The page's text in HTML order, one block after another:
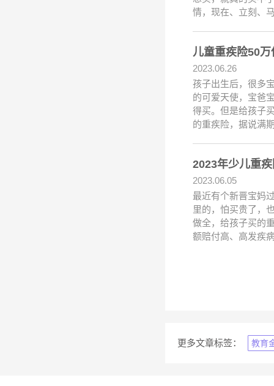
情，现在、立刻、
2023.06.26
孩子出生后，很多
的可爱天使，宝爸
得买。但是给孩子
的重疾险，据说满
2023年少儿重
2023.06.05
最近有个新晋宝妈
里的，怕买贵了，
做全，给孩子买的
额赔付高、高发疾
更多文章标签： 教育